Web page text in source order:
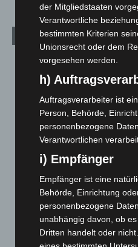
Archiv
August 2026(9)
Juli 2026 (73)
Juni 2026(139)
Mai 2026(99)
April 2026
(99)
März 2026
(115)
Januar 2026(122)
Dezember 2025(103)
November 2025(114)
Oktober 2025(112)
der Mitgliedstaaten
Verantwortliche
bestimmten Kriterien
Unionsrecht oder dem
vorgesehen werden.
h)
Auftragsverarbeiter ist
Person, Behörde,
personenbezogene
Verantwortlichen
i) Empfänger
Empfänger ist eine
Behörde, Einrichtung
personenbezogene
unabhängig davon, ob
Dritten handelt oder